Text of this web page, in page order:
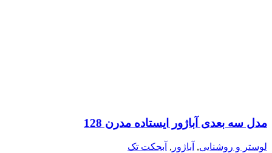
مدل سه بعدی آباژور ایستاده مدرن 128
لوستر و روشنایی, آباژور , آبجکت تک